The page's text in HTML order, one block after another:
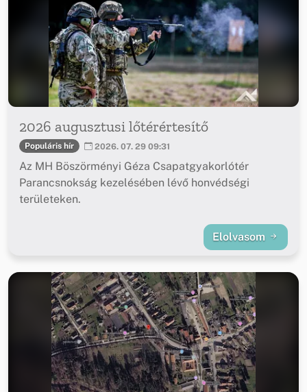
2026 augusztusi lőtérértesítő
Populáris hír 2026. 07. 29 09:31
Az MH Böszörményi Géza Csapatgyakorlótér
Parancsnokság kezelésében lévő honvédségi
területeken.
Elolvasom